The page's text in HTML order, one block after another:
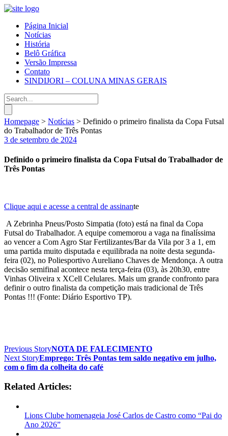
Página Inicial
Notícias
História
Belô Gráfica
Versão Impressa
Contato
SINDIJORI – COLUNA MINAS GERAIS
Homepage > Notícias > Definido o primeiro finalista da Copa Futsal
do Trabalhador de Três Pontas
3 de setembro de 2024
Definido o primeiro finalista da Copa Futsal do Trabalhador de
Três Pontas
Clique aqui e acesse a central de assinante
A Zebrinha Pneus/Posto Simpatia (foto) está na final da Copa
Futsal do Trabalhador. A equipe comemorou a vaga na finalíssima
ao vencer a Com Agro Star Fertilizantes/Bar da Vila por 3 a 1, em
uma partida muito disputada e equilibrada na noite desta segunda-
feira (02), no Poliesportivo Aureliano Chaves de Mendonça. A outra
decisão semifinal acontece nesta terça-feira (03), às 20h30, entre
Vinhas Oliveira x XCell Celulares. Mais um grande confronto para
definir o outro finalista da competição mais tradicional de Três
Pontas !!! (Fonte: Diário Esportivo TP).
Previous StoryNOTA DE FALECIMENTO
Next StoryEmprego: Três Pontas tem saldo negativo em julho,
com o fim da colheita do café
Related Articles:
Lions Clube homenageia José Carlos de Castro como “Pai do
Ano 2026”